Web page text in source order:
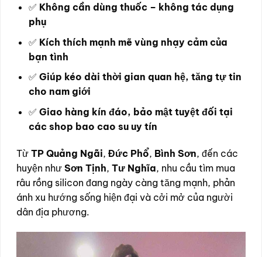
✅ Không cần dùng thuốc – không tác dụng
phụ
✅ Kích thích mạnh mẽ vùng nhạy cảm của
bạn tình
✅ Giúp kéo dài thời gian quan hệ, tăng tự tin
cho nam giới
✅ Giao hàng kín đáo, bảo mật tuyệt đối tại
các shop bao cao su uy tín
Từ TP Quảng Ngãi, Đức Phổ, Bình Sơn, đến các
huyện như Sơn Tịnh, Tư Nghĩa, nhu cầu tìm mua
râu rồng silicon đang ngày càng tăng mạnh, phản
ánh xu hướng sống hiện đại và cởi mở của người
dân địa phương.